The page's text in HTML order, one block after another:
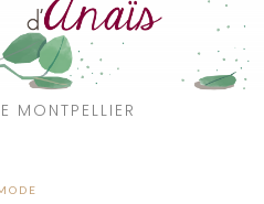
MONTPELLIER